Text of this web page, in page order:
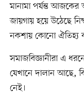
মানামা পর্যন্ত
জায়গায় হয়ে উঠেছে
নকশায় কোনো ঐতিহ্য
সমাজবিজ্ঞানীরা এ
যেখানে দালান আছে,
নেই।